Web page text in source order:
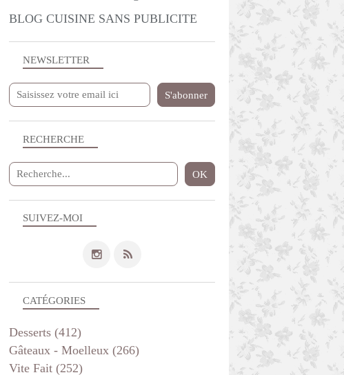
NEWSLETTER
SUIVEZ-MOI
RECHERCHE
BLOG CUISINE SANS PUBLICITE
CATÉGORIES
Desserts (412)
Gâteaux - Moelleux (266)
Vite Fait (252)